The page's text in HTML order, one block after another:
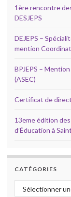
1ère rencontre
DESJEPS
DEJEPS –
mention
BPJEPS –
(ASEC)
Certificat de
13eme édition
d’Éducation à
CATÉGORIES
Catégories